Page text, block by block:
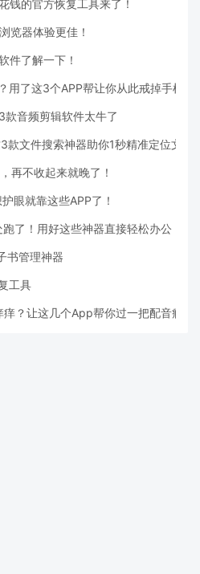
钱的官方恢复工具来了！
览器体验更佳！
件了解一下！
用了这3个APP帮让你从此戒掉手机！
音频剪辑软件太牛了
文件搜索神器助你1秒精准定位文件
再不收起来就晚了！
眼就靠这些APP了！
了！用好这些神器直接轻松办公
书管理神器
工具
？让这几个App帮你过一把配音瘾